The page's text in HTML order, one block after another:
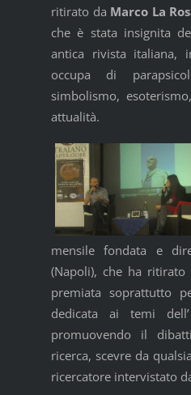
ritirato da Marco La
che è stata insignita
antica rivista italiana,
occupa di
simbolismo,
attualità.
mensile fondata e
(Napoli), che ha
premiata soprattutto
dedicata ai temi
promuovendo il
ricerca, scevre da
ricercatore intervistato